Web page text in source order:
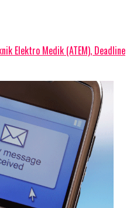
Elektro Medik (ATEM), Deadline